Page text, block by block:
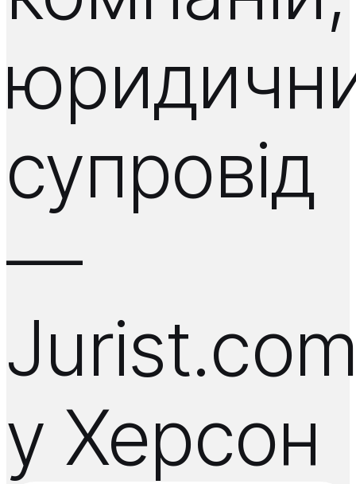
супровід
—
у Херсон